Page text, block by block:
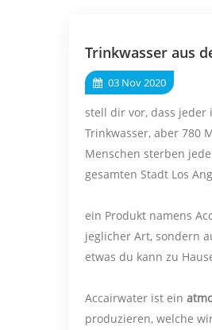
Trinkwasser aus
03 Nov 2020
stell dir vor, dass jeder
Trinkwasser, aber 780
Menschen sterben
gesamten Stadt Los
ein Produkt namens
jeglicher Art, sondern
etwas du kann zu
Accairwater ist ein
produzieren, welche